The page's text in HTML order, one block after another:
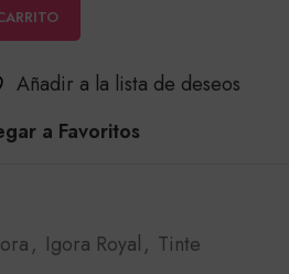
Añadir a la lista de deseos
a Favoritos
, Igora Royal, Tinte